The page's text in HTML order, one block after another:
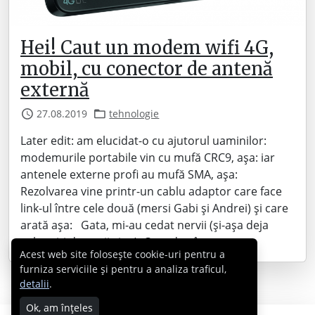
Hei! Caut un modem wifi 4G,
mobil, cu conector de antenă
externă
27.08.2019 tehnologie
Later edit: am elucidat-o cu ajutorul uaminilor:
modemurile portabile vin cu mufă CRC9, așa: iar
antenele externe profi au mufă SMA, așa:
Rezolvarea vine printr-un cablu adaptor care face
link-ul între cele două (mersi Gabi și Andrei) și care
arată așa: Gata, mi-au cedat nervii (și-așa deja
șubreziți de… știi cine). Caut de câteva…
Acest web site folosește cookie-uri pentru a
furniza serviciile și pentru a analiza traficul,
detalii.
Ok, am înțeles